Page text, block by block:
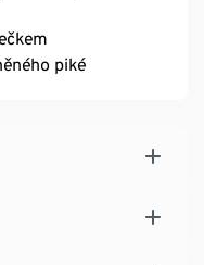
piké